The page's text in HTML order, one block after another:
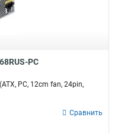
PC
PC, 12cm fan, 24pin,
Сравнить